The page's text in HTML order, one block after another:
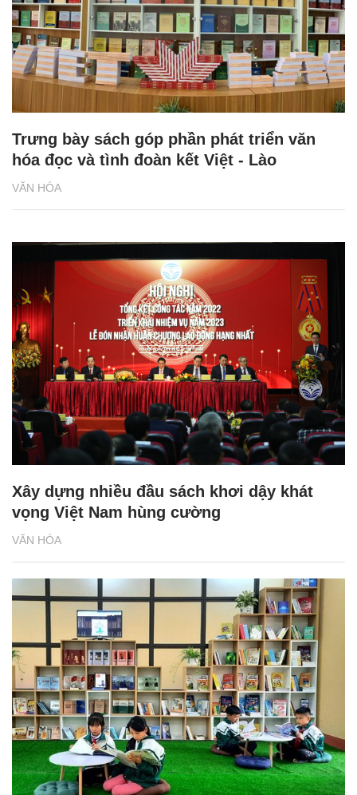
VĂN HÓA
Trưng bày sách góp phần phát triển văn
hóa đọc và tình đoàn kết Việt - Lào
VĂN HÓA
Xây dựng nhiều đầu sách khơi dậy khát
vọng Việt Nam hùng cường